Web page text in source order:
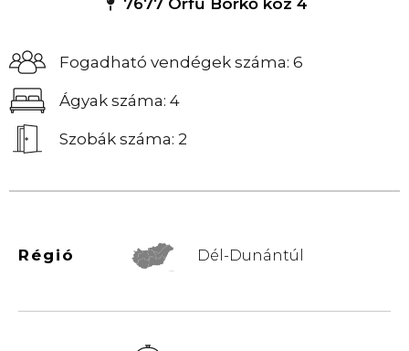
7677 Orfű Borkő köz 4
Fogadható vendégek száma: 6
Ágyak száma: 4
Szobák száma: 2
Régió Dél-Dunántúl